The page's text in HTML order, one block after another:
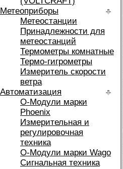
Метеоприборы
Метеостанции
Принадлежности для
метеостанций
Термометры комнатные
Термо-гигрометры
Измеритель скорости
ветра
Автоматизация
O-Модули марки
Phoenix
Измерительная и
регулировочная
техника
O-Модули марки Wago
Сигнальная техника